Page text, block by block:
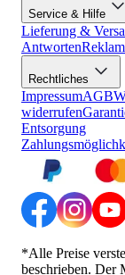
Service & Hilfe
Lieferung &
Antworten
Rechtliches
ImpressumAGB
widerrufen
Entsorgung
*Alle Preise
beschrieben. Der